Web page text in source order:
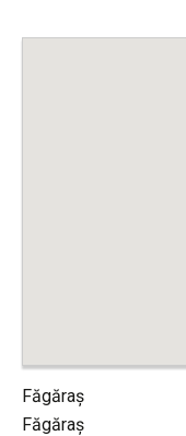
Făgăraș
Făgăraș